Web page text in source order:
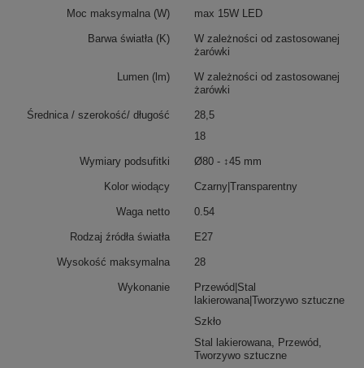
Moc maksymalna (W) max 15W LED
Barwa światła (K)
W zależności od zastosowanej
żarówki
Lumen (lm)
W zależności od zastosowanej
żarówki
Średnica / szerokość/ długość
28,5
18
Wymiary podsufitki Ø80 - ↕45 mm
Kolor wiodący Czarny|Transparentny
Waga netto 0.54
Rodzaj źródła światła E27
Wysokość maksymalna 28
Wykonanie
Przewód|Stal
lakierowana|Tworzywo sztuczne
Szkło
Stal lakierowana, Przewód,
Tworzywo sztuczne